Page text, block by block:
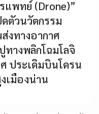
แพทย์ (Drone)”
ตัวนวัตกรรม
งทางอากาศ
างพลิกโฉมโลจิ
ประเดิมบินโดรน
เมืองน่าน